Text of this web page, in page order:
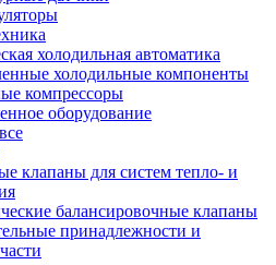
холодильная автоматика
холодильные компоненты
компрессоры
оборудование
клапаны для систем тепло- и
балансировочные клапаны
принадлежности и